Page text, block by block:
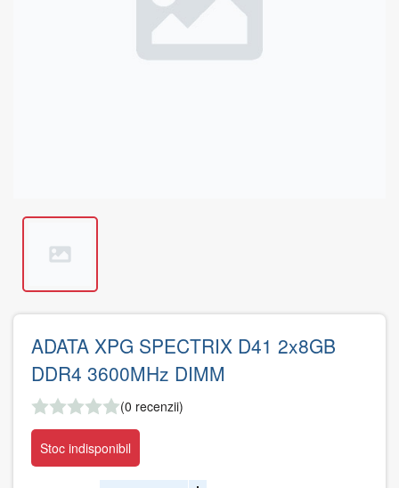
ADATA XPG SPECTRIX D41 2x8GB
DDR4 3600MHz DIMM
(0 recenzii)
Stoc indisponibil